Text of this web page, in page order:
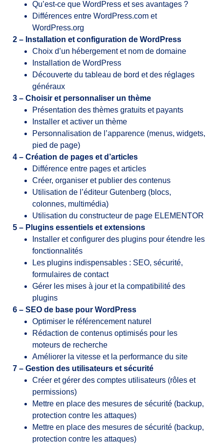
Qu’est-ce que WordPress et ses avantages ?
Différences entre WordPress.com et
WordPress.org
2 – Installation et configuration de WordPress
Choix d’un hébergement et nom de domaine
Installation de WordPress
Découverte du tableau de bord et des réglages
généraux
3 – Choisir et personnaliser un thème
Présentation des thèmes gratuits et payants
Installer et activer un thème
Personnalisation de l’apparence (menus, widgets,
pied de page)
4 – Création de pages et d’articles
Différence entre pages et articles
Créer, organiser et publier des contenus
Utilisation de l’éditeur Gutenberg (blocs,
colonnes, multimédia)
Utilisation du constructeur de page ELEMENTOR
5 – Plugins essentiels et extensions
Installer et configurer des plugins pour étendre les
fonctionnalités
Les plugins indispensables : SEO, sécurité,
formulaires de contact
Gérer les mises à jour et la compatibilité des
plugins
6 – SEO de base pour WordPress
Optimiser le référencement naturel
Rédaction de contenus optimisés pour les
moteurs de recherche
Améliorer la vitesse et la performance du site
7 – Gestion des utilisateurs et sécurité
Créer et gérer des comptes utilisateurs (rôles et
permissions)
Mettre en place des mesures de sécurité (backup,
protection contre les attaques)
Mettre en place des mesures de sécurité (backup,
protection contre les attaques)